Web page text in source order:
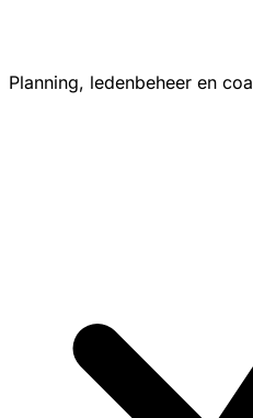
Planning, ledenbeheer en